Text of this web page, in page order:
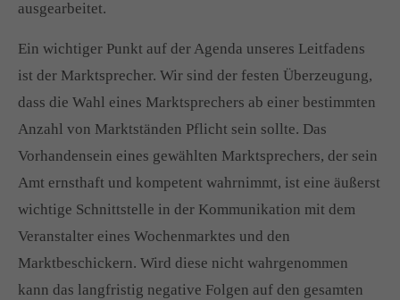
ausgearbeitet.
Ein wichtiger Punkt auf der Agenda unseres Leitfadens
ist der Marktsprecher. Wir sind der festen Überzeugung,
dass die Wahl eines Marktsprechers ab einer bestimmten
Anzahl von Marktständen Pflicht sein sollte. Das
Vorhandensein eines gewählten Marktsprechers, der sein
Amt ernsthaft und kompetent wahrnimmt, ist eine äußerst
wichtige Schnittstelle in der Kommunikation mit dem
Veranstalter eines Wochenmarktes und den
Marktbeschickern. Wird diese nicht wahrgenommen
kann das langfristig negative Folgen auf den gesamten